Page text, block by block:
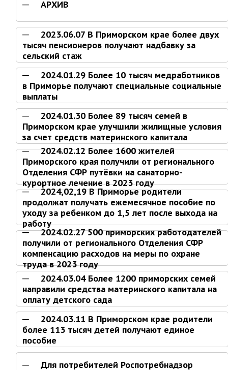
Об отделе
Отдел по учёту и переселению
граждан
Управление образования
Опека и попечительство
Управление ЖКК
Об управлении
Плановые проверки
Городские диспетчерские
службы
Правила благоустройства
Капитальный ремонт
Схема
теплоснабжения,водоснабжения.
Программа комплексного
развития систем
коммун.инфраструктуры
Подготовка к отопительному
сезону
Тарифы, нормативы
Информирование граждан
управление
АРХИВ
2023.06.07 В Приморском крае более двух
тысяч пенсионеров получают надбавку за
сельский стаж
2024.01.29 Более 10 тысяч медработников
в Приморье получают специальные социальные
выплаты
2024.01.30 Более 89 тысяч семей в
Приморском крае улучшили жилищные условия
за счет средств материнского капитала
2024.02.12 Более 1600 жителей
Приморского края получили от регионального
Отделения СФР путёвки на санаторно-
курортное лечение в 2023 году
2024,02,19 В Приморье родители
продолжат получать ежемесячное пособие по
уходу за ребенком до 1,5 лет после выхода на
работу
2024.02.27 500 приморских работодателей
получили от регионального Отделения СФР
компенсацию расходов на меры по охране
труда в 2023 году
2024.03.04 Более 1200 приморских семей
направили средства материнского капитала на
оплату детского сада
2024.03.11 В Приморском крае родители
более 113 тысяч детей получают единое
пособие
Для потребителей Роспотребнадзор